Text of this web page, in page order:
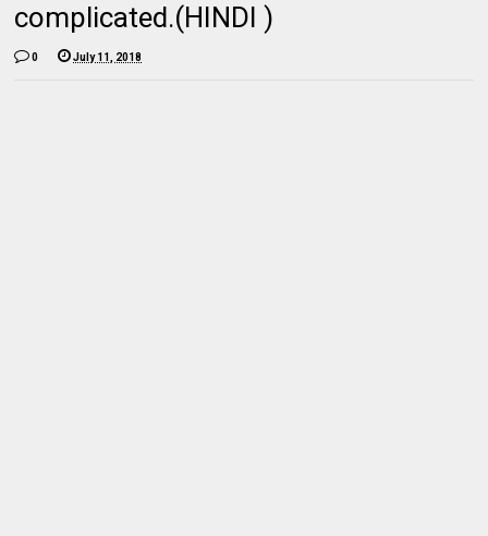
complicated.(HINDI )
0 July 11, 2018